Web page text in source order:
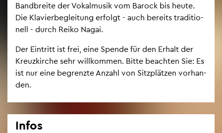
Band­brei­te der Vo­kal­mu­sik vom Ba­rock bis heute.
Die Kla­vier­be­glei­tung er­folgt - auch be­reits tra­di­tio­
nell - durch Reiko Nagai.
Der Ein­tritt ist frei, eine Spen­de für den Er­halt der
Kreuz­kir­che sehr will­kom­men. Bitte be­ach­ten Sie: Es
ist nur eine be­grenz­te An­zahl von Sitz­plät­zen vor­han­
den.
Infos